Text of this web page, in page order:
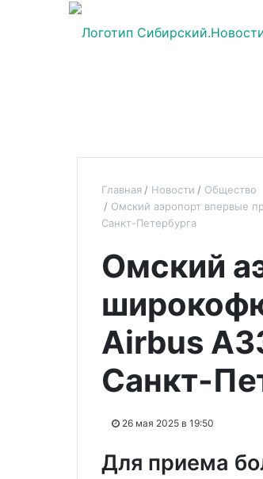
Главная Новости
Общество
Омский аэропорт впервые
Санкт-Петербурга
Омский
Airbus
Санкт-
26 мая 2025 в 19:50
Для приема